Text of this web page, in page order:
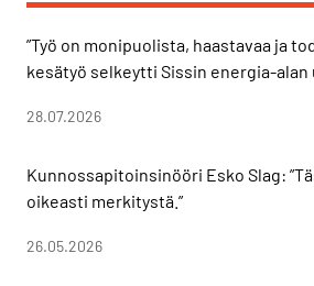
”Työ on monipuolista, haastavaa ja
kesätyö selkeytti Sissin energia-
28.07.2026
Kunnossapitoinsinööri Esko Slag:
oikeasti merkitystä.”
26.05.2026